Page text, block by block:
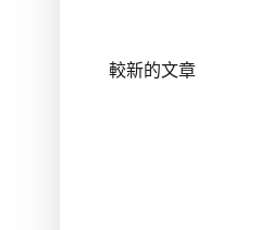
較新的文章